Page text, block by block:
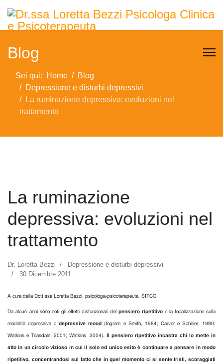
Blog
Sei qui: Home
Blog
Depressione e disturbi depressivi
La ruminazione depressiva: evoluzioni nel
trattamento
La ruminazione
depressiva: evoluzioni nel
trattamento
Dr. Loretta Bezzi
Depressione e disturbi depressivi
30 Dicembre 2011
A cura della Dott.ssa Loretta Bezzi, psicologa-psicoterapeuta, SITCC
Da alcuni anni sono noti gli effetti disfunzionali del pensiero ripetitivoe la focalizzazione sulla
modalità depressiva odepressive mood (Ingram e Smith, 1984; Carver e Scheier, 1990;
Watkins e Teasdale, 2001; Watkins, 2004). Il pensiero ripetitivo incastra chi lo mette in
atto in un circolo vizioso in cui il solo ed unico esito è continuare a pensare in modo
ripetitivo, concentrandosi sul fatto che in quel momento ci si sente tristi, scoraggiati